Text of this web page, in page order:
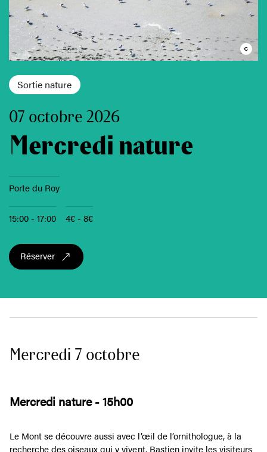
Sortie nature
07 octobre 2026
Mercredi nature
Porte du Roy
15:00 - 17:00 4€ - 8€
Réserver
Mercredi 7 octobre
Mercredi nature - 15h00
Le Mont se découvre aussi avec l’œil de l’ornithologue, à la
recherche des oiseaux qui y vivent. Bastien invite les visiteurs